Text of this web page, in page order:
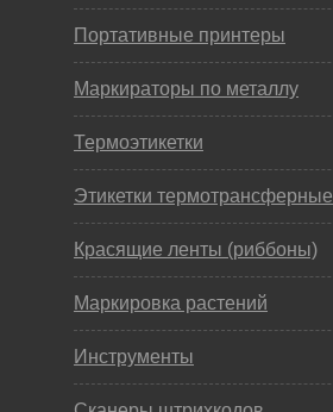
Портативные принтеры
Маркираторы по металлу
Термоэтикетки
Этикетки термотрансферные
Красящие ленты (риббоны)
Маркировка растений
Инструменты